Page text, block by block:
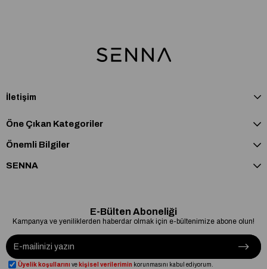
İletişim
Öne Çıkan Kategoriler
Önemli Bilgiler
SENNA
E-Bülten Aboneliği
Kampanya ve yeniliklerden haberdar olmak için e-bültenimize abone olun!
Üyelik koşullarını ve kişisel verilerimin korunmasını kabul ediyorum.